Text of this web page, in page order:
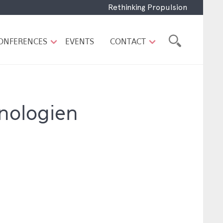
Rethinking Propulsion
EVENTS CONTACT